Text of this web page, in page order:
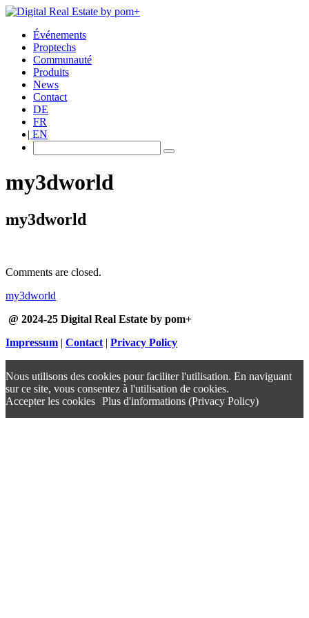
Événements
Proptechs
Communauté
Produits
News
Contact
DE
FR
EN
my3dworld
my3dworld
Comments are closed.
my3dworld
@ 2024-25 Digital Real Estate by pom+
Impressum | Contact | Privacy Policy
Nous utilisons des cookies pour faciliter l'utilisation. En naviguant
sur ce site, vous consentez à l'utilisation de cookies.
Accepter les cookies Plus d'informations (Privacy Policy)